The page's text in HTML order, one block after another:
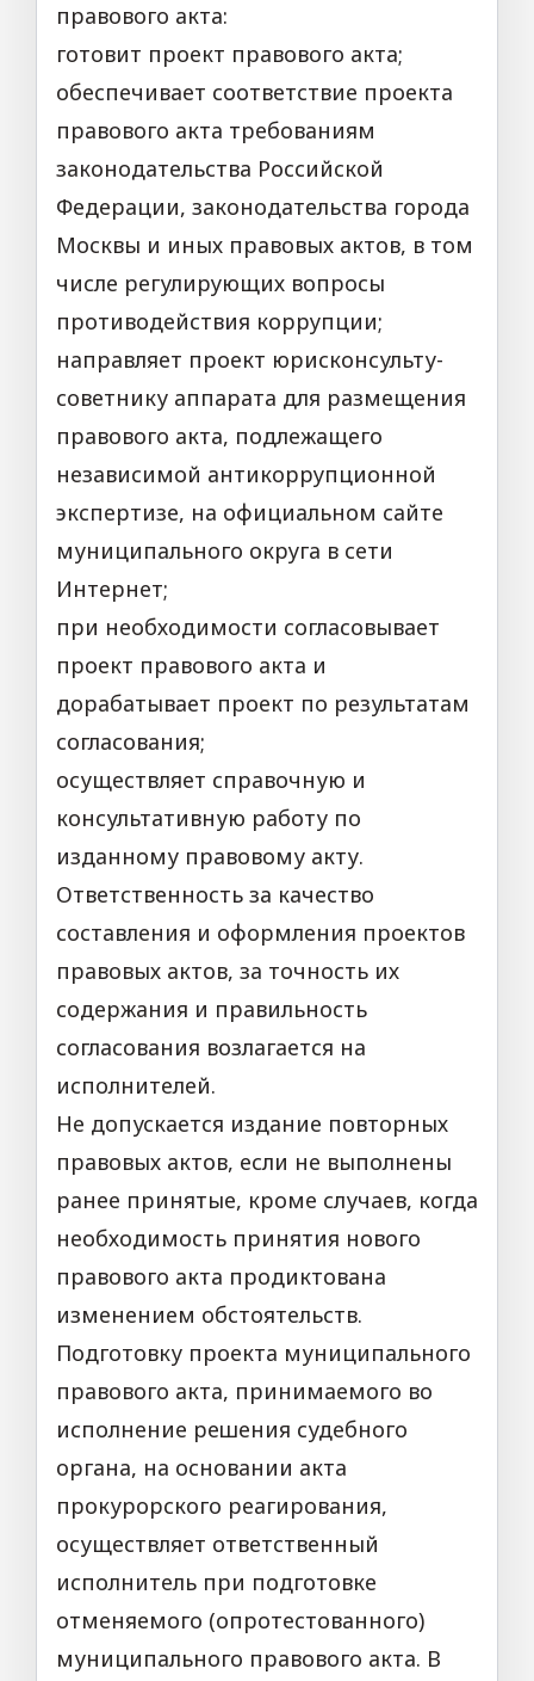
правового акта:
готовит проект правового акта;
обеспечивает соответствие проекта
правового акта требованиям
законодательства Российской
Федерации, законодательства города
Москвы и иных правовых актов, в том
числе регулирующих вопросы
противодействия коррупции;
направляет проект юрисконсульту-
советнику аппарата для размещения
правового акта, подлежащего
независимой антикоррупционной
экспертизе, на официальном сайте
муниципального округа в сети
Интернет;
при необходимости согласовывает
проект правового акта и
дорабатывает проект по результатам
согласования;
осуществляет справочную и
консультативную работу по
изданному правовому акту.
Ответственность за качество
составления и оформления проектов
правовых актов, за точность их
содержания и правильность
согласования возлагается на
исполнителей.
Не допускается издание повторных
правовых актов, если не выполнены
ранее принятые, кроме случаев, когда
необходимость принятия нового
правового акта продиктована
изменением обстоятельств.
Подготовку проекта муниципального
правового акта, принимаемого во
исполнение решения судебного
органа, на основании акта
прокурорского реагирования,
осуществляет ответственный
исполнитель при подготовке
отменяемого (опротестованного)
муниципального правового акта. В